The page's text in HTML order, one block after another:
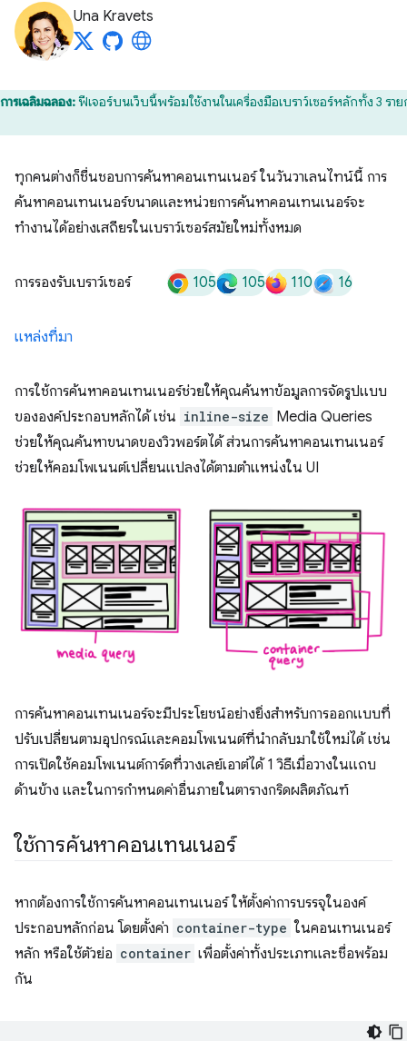
Una Kravets
การเฉลิมฉลอง:ฟีเจอร์บนเว็บนี้พร้อมใช้งานในเครื่องมือเบราว์เซอร์หลักทั้ง 3 ราย
ทุกคนต่างก็ชื่นชอบการค้นหาคอนเทนเนอร์ ในวันวาเลนไทน์นี้ การ
ค้นหาคอนเทนเนอร์ขนาดและหน่วยการค้นหาคอนเทนเนอร์จะ
ทำงานได้อย่างเสถียรในเบราว์เซอร์สมัยใหม่ทั้งหมด
การรองรับเบราว์เซอร์ 105 105 110 16
แหล่งที่มา
การใช้การค้นหาคอนเทนเนอร์ช่วยให้คุณค้นหาข้อมูลการจัดรูปแบบ
ขององค์ประกอบหลักได้ เช่น inline-size Media Queries
ช่วยให้คุณค้นหาขนาดของวิวพอร์ตได้ ส่วนการค้นหาคอนเทนเนอร์
ช่วยให้คอมโพเนนต์เปลี่ยนแปลงได้ตามตำแหน่งใน UI
การค้นหาคอนเทนเนอร์จะมีประโยชน์อย่างยิ่งสำหรับการออกแบบที่
ปรับเปลี่ยนตามอุปกรณ์และคอมโพเนนต์ที่นํากลับมาใช้ใหม่ได้ เช่น
การเปิดใช้คอมโพเนนต์การ์ดที่วางเลย์เอาต์ได้ 1 วิธีเมื่อวางในแถบ
ด้านข้าง และในการกําหนดค่าอื่นภายในตารางกริดผลิตภัณฑ์
ใช้การค้นหาคอนเทนเนอร์
หากต้องการใช้การค้นหาคอนเทนเนอร์ ให้ตั้งค่าการบรรจุในองค์
ประกอบหลักก่อน โดยตั้งค่า container-type ในคอนเทนเนอร์
หลัก หรือใช้ตัวย่อ container เพื่อตั้งค่าทั้งประเภทและชื่อพร้อม
กัน